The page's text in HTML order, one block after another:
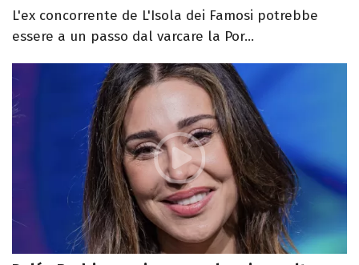
L'ex concorrente de L'Isola dei Famosi potrebbe
essere a un passo dal varcare la Por...